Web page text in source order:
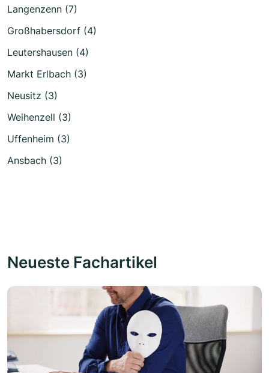
Langenzenn (7)
Großhabersdorf (4)
Leutershausen (4)
Markt Erlbach (3)
Neusitz (3)
Weihenzell (3)
Uffenheim (3)
Ansbach (3)
Neueste Fachartikel